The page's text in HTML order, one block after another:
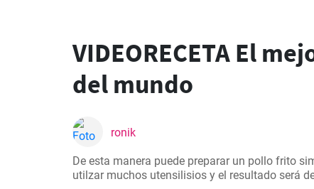
VIDEORECETA El
del mundo
ronik
De esta manera puede preparar un pollo frito
utilzar muchos utensilisios y el resultado será